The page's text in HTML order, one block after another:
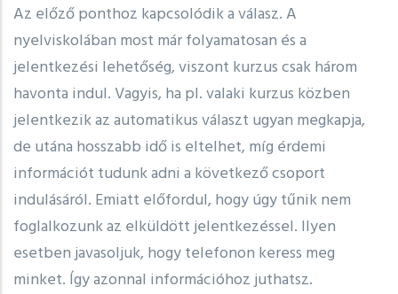
Az előző ponthoz kapcsolódik a válasz. A
nyelviskolában most már folyamatosan és a
jelentkezési lehetőség, viszont kurzus csak három
havonta indul. Vagyis, ha pl. valaki kurzus közben
jelentkezik az automatikus választ ugyan megkapja,
de utána hosszabb idő is eltelhet, míg érdemi
információt tudunk adni a következő csoport
indulásáról. Emiatt előfordul, hogy úgy tűnik nem
foglalkozunk az elküldött jelentkezéssel. Ilyen
esetben javasoljuk, hogy telefonon keress meg
minket. Így azonnal információhoz juthatsz.